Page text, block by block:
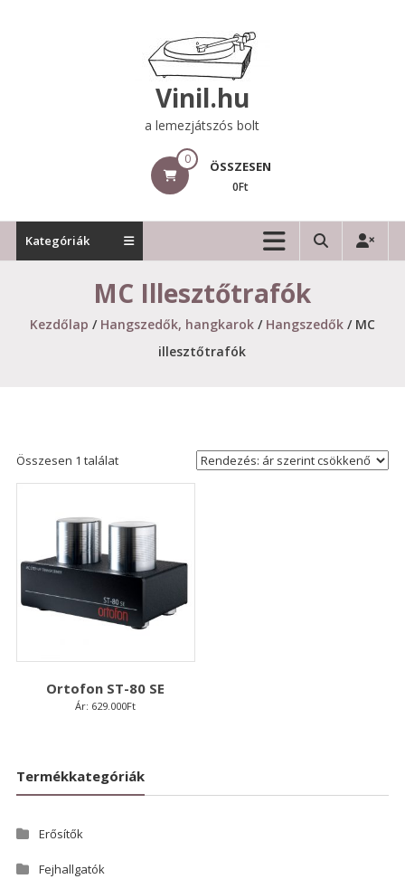
Vinil.hu
a lemezjátszós bolt
0 ÖSSZESEN
0Ft
Kategóriák
MC Illesztőtrafók
Kezdőlap / Hangszedők, hangkarok/ Hangszedők/ MC
illesztőtrafók
Összesen 1 találat
Ortofon ST-80 SE
Ár: 629.000Ft
Termékkategóriák
Erősítők
Fejhallgatók